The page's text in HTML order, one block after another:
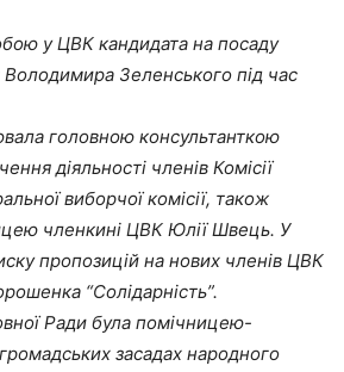
у ЦВК кандидата на посаду
Володимира Зеленського під час
головною консультанткою
діяльності членів Комісії
виборчої комісії, також
членкині ЦВК Юлії Швець. У
пропозицій на нових членів ЦВК
“Солідарність”.
Ради була помічницею-
засадах народного